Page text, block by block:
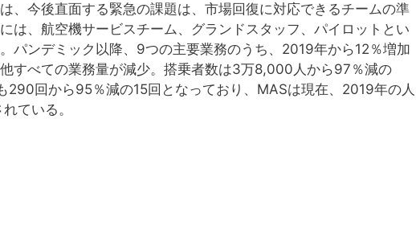
、今後直面する緊急の課題は、市場回復に対応できるチームの準
は、航空機サービスチーム、グランドスタッフ、パイロットとい
パンデミック以降、9つの主要業務のうち、2019年から12％増加
すべての業務量が減少。搭乗者数は3万8,000人から97％減の
290回から95％減の15回となっており、MASは現在、2019年の人
ている。